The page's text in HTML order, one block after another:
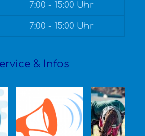
7:00 - 15:00 Uhr
7:00 - 15:00 Uhr
& Infos